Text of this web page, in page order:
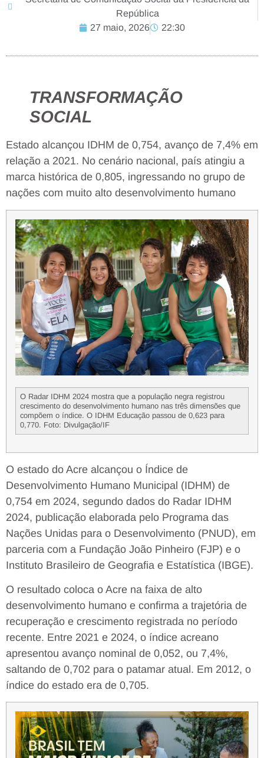
República
27 maio, 2026
22:30
TRANSFORMAÇÃO
SOCIAL
Estado alcançou IDHM de 0,754, avanço de 7,4% em
relação a 2021. No cenário nacional, país atingiu a
marca histórica de 0,805, ingressando no grupo de
nações com muito alto desenvolvimento humano
O Radar IDHM 2024 mostra que a população negra registrou
crescimento do desenvolvimento humano nas três dimensões que
compõem o índice. O IDHM Educação passou de 0,623 para
0,770. Foto: Divulgação/IF
O estado do Acre alcançou o Índice de
Desenvolvimento Humano Municipal (IDHM) de
0,754 em 2024, segundo dados do Radar IDHM
2024, publicação elaborada pelo Programa das
Nações Unidas para o Desenvolvimento (PNUD), em
parceria com a Fundação João Pinheiro (FJP) e o
Instituto Brasileiro de Geografia e Estatística (IBGE).
O resultado coloca o Acre na faixa de alto
desenvolvimento humano e confirma a trajetória de
recuperação e crescimento registrada no período
recente. Entre 2021 e 2024, o índice acreano
apresentou avanço nominal de 0,052, ou 7,4%,
saltando de 0,702 para o patamar atual. Em 2012, o
índice do estado era de 0,705.